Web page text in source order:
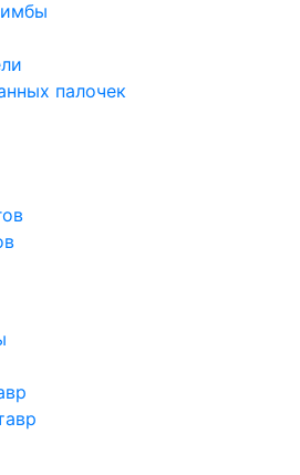
палочек